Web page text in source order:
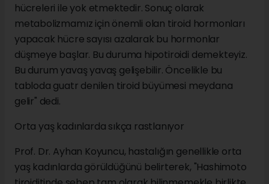
hücreleri ile yok etmektedir. Sonuç olarak
metabolizmamız için önemli olan tiroid hormonları
yapacak hücre sayısı azalarak bu hormonlar
düşmeye başlar. Bu duruma hipotiroidi demekteyiz.
Bu durum yavaş yavaş gelişebilir. Öncelikle bu
tabloda guatr denilen tiroid büyümesi meydana
gelir" dedi.
Orta yaş kadınlarda sıkça rastlanıyor
Prof. Dr. Ayhan Koyuncu, hastalığın genellikle orta
yaş kadınlarda görüldüğünü belirterek, "Hashimoto